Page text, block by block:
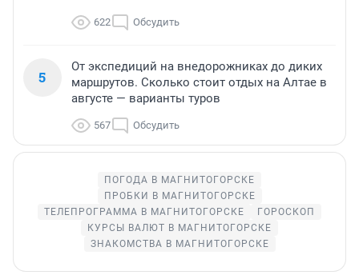
622 Обсудить
5
От экспедиций на внедорожниках до диких
маршрутов. Сколько стоит отдых на Алтае в
августе — варианты туров
567 Обсудить
ПОГОДА В МАГНИТОГОРСКЕ
ПРОБКИ В МАГНИТОГОРСКЕ
ТЕЛЕПРОГРАММА В МАГНИТОГОРСКЕ
ГОРОСКОП
КУРСЫ ВАЛЮТ В МАГНИТОГОРСКЕ
ЗНАКОМСТВА В МАГНИТОГОРСКЕ